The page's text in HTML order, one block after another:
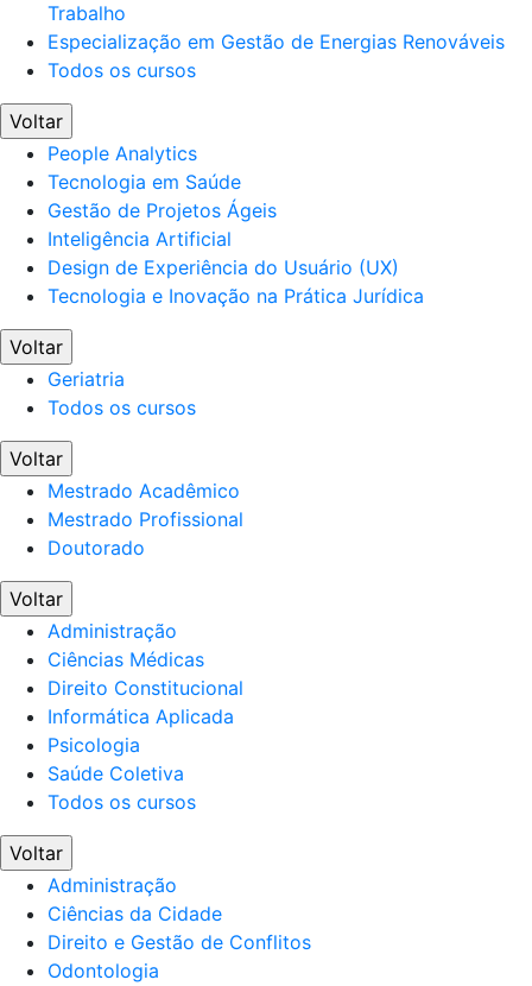
Trabalho
Especialização em Gestão de Energias Renováveis
Todos os cursos
Voltar
People Analytics
Tecnologia em Saúde
Gestão de Projetos Ágeis
Inteligência Artificial
Design de Experiência do Usuário (UX)
Tecnologia e Inovação na Prática Jurídica
Voltar
Geriatria
Todos os cursos
Voltar
Mestrado Acadêmico
Mestrado Profissional
Doutorado
Voltar
Administração
Ciências Médicas
Direito Constitucional
Informática Aplicada
Psicologia
Saúde Coletiva
Todos os cursos
Voltar
Administração
Ciências da Cidade
Direito e Gestão de Conflitos
Odontologia